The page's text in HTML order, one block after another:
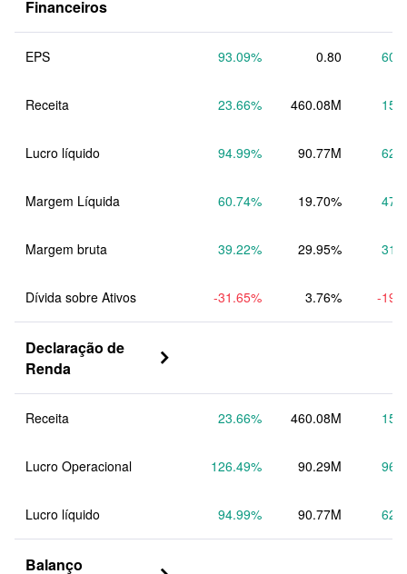
Financeiros
EPS 93.09% 0.80
Receita 23.66% 460.08M
Lucro líquido 94.99% 90.77M
Margem Líquida 60.74% 19.70%
Margem bruta 39.22% 29.95%
Dívida sobre Ativos -31.65% 3.76% -
Declaração de
Renda

Receita 23.66% 460.08M
Lucro Operacional 126.49% 90.29M
Lucro líquido 94.99% 90.77M
Balanço